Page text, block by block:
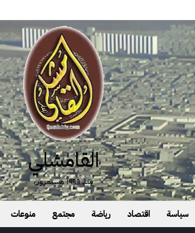
القامشلي
منذ ١٩٩٩ مستمرون
سياسة اقتصاد رياضة مجتمع منوعات